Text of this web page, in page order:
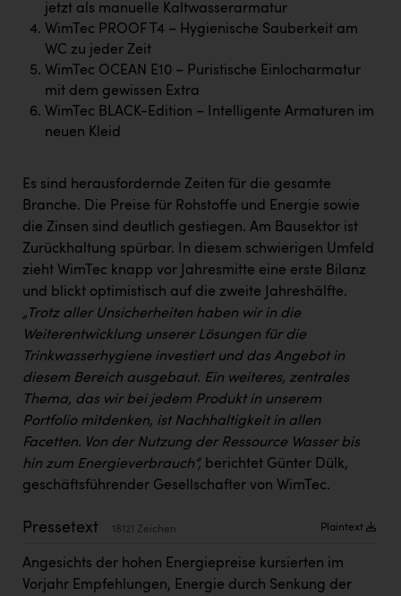
Karin Liedl
KEBA
KIWI Kinderwunsch Institut Dr. Loimer
KLIPP Frisör
Kleider Bauer
Maximarkt
Oldtimer Raststationen und Motorhotels
Österreichischer Kachelofenverband
Orlen
Passage Linz
PEZ
PÜSPÖK
REMAX
RE/MAX Welcome
Ruderclub Wels
jetzt als manuelle Kaltwasserarmatur
WimTec PROOF T4 – Hygienische Sauberkeit am
WC zu jeder Zeit
WimTec OCEAN E10 – Puristische Einlocharmatur
mit dem gewissen Extra
WimTec BLACK-Edition – Intelligente Armaturen im
neuen Kleid
Es sind herausfordernde Zeiten für die gesamte
Branche. Die Preise für Rohstoffe und Energie sowie
die Zinsen sind deutlich gestiegen. Am Bausektor ist
Zurückhaltung spürbar. In diesem schwierigen Umfeld
zieht WimTec knapp vor Jahresmitte eine erste Bilanz
und blickt optimistisch auf die zweite Jahreshälfte.
„Trotz aller Unsicherheiten haben wir in die
Weiterentwicklung unserer Lösungen für die
Trinkwasserhygiene investiert und das Angebot in
diesem Bereich ausgebaut. Ein weiteres, zentrales
Thema, das wir bei jedem Produkt in unserem
Portfolio mitdenken, ist Nachhaltigkeit in allen
Facetten. Von der Nutzung der Ressource Wasser bis
hin zum Energieverbrauch“, berichtet Günter Dülk,
geschäftsführender Gesellschafter von WimTec.
Pressetext 18121 Zeichen Plaintext
Angesichts der hohen Energiepreise kursierten im
Vorjahr Empfehlungen, Energie durch Senkung der